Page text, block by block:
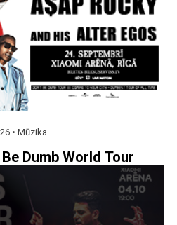
• Mūzika
Dumb World Tour